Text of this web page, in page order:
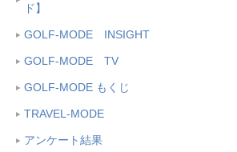
ド】
GOLF-MODE INSIGHT
GOLF-MODE TV
GOLF-MODE もくじ
TRAVEL-MODE
アンケート結果